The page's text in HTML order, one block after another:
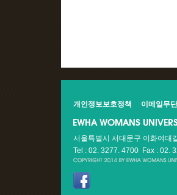
개인정보보호정책 이메일무
서울특별시 서대문구 이화여대
Tel : 02. 3277. 4700 Fax : 02.